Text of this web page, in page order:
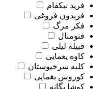
فرید نیکفام
فریدون فروغی
فکر مرگ
فنومنال
قبیله لیلی
کاوه یغمایی
کلبه سرخپوستان
کوروش یغمایی
کوشا یگانه